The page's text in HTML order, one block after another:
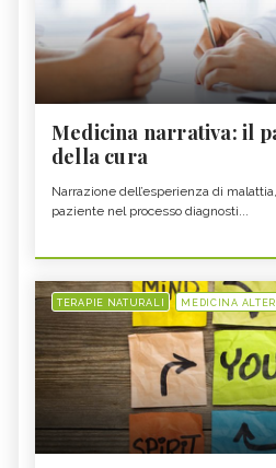
Medicina narrativa: il
della cura
Narrazione dell’esperienza di
paziente nel processo diagnosti...
TERAPIE NATURALI MEDICINA